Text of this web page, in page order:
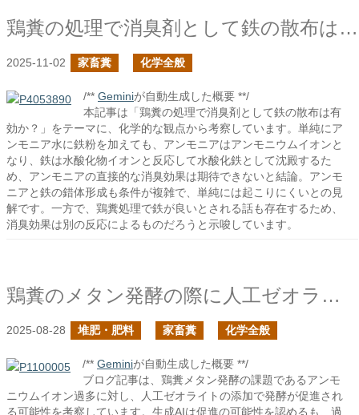
鶏糞の処理で消臭剤として鉄の散布は有効か？
2025-11-02 家畜糞 化学全般
/** Geminiが自動生成した概要 **/
本記事は「鶏糞の処理で消臭剤として鉄の散布は有
効か？」をテーマに、化学的な観点から考察しています。単純にア
ンモニア水に鉄粉を加えても、アンモニアはアンモニウムイオンと
なり、鉄は水酸化物イオンと反応して水酸化鉄として沈殿するた
め、アンモニアの直接的な消臭効果は期待できないと結論。アンモ
ニアと鉄の錯体形成も条件が複雑で、単純には起こりにくいとの見
解です。一方で、鶏糞処理で鉄が良いとされる話も存在するため、
消臭効果は別の反応によるものだろうと示唆しています。
鶏糞のメタン発酵の際に人工ゼオライトの添加で発酵は促進されるか？
2025-08-28 堆肥・肥料 家畜糞 化学全般
/** Geminiが自動生成した概要 **/
ブログ記事は、鶏糞メタン発酵の課題であるアンモ
ニウムイオン過多に対し、人工ゼオライトの添加で発酵が促進され
る可能性を考察しています。生成AIは促進の可能性を認めるも、過